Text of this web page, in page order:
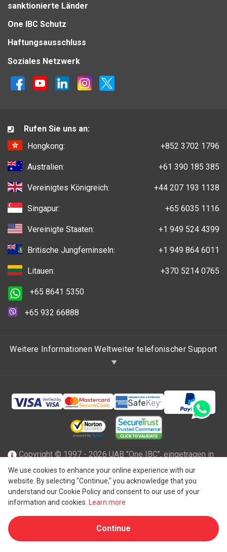
sanktionierte Länder
One IBC Schutz
Haftungsausschluss
Soziales Netzwerk
We use cookies to enhance your online experience with our
website. By selecting "Continue," you acknowledge that you
understand our Cookie Policy and consent to our use of your
information and cookies.
Learn more
Continue
Rufen Sie uns an:
Hongkong:
+852 3702 1796
Australien: +61 390 185 385
Vereinigtes Königreich: +44 207 193 1138
Singapur: +65 6035 1116
Vereinigte Staaten: +1 949 524 4399
Britische Jungferninseln: +1 949 864 6011
Litauen: +370 5214 0765
+65 8641 5350
+65 932 66888
Weitere Informationen Weltweiter telefonischer Support
Copyright © 1997 - 2026 UAB "One IBC", eingetragen in
der Republik Litauen mit beschränkter Haftung und Mitglied
des One IBC Netzwerks einer unabhängigen und separaten
juristischen Person, die mit der One IBC
Limited"), einer Schweizer Einheit, verbunden ist. Alle
Rechte vorbehalten. Weitere Informationen finden Sie unter